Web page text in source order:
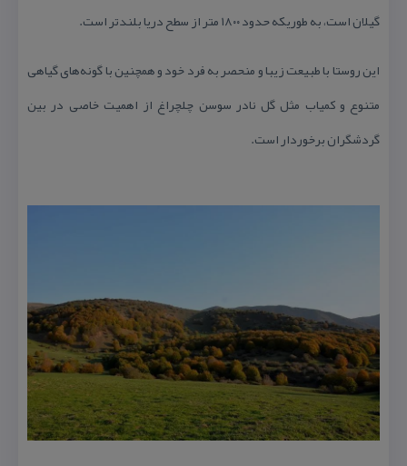
گیلان است، به طوریكه حدود ۱۸۰۰ متر از سطح دریا بلندتر است.
این روستا با طبیعت زیبا و منحصر به فرد خود و همچنین با گونه‌های گیاهی
متنوع و كمیاب مثل گل نادر سوسن چلچراغ از اهمیت خاصی در بین
گردشگران برخوردار است.